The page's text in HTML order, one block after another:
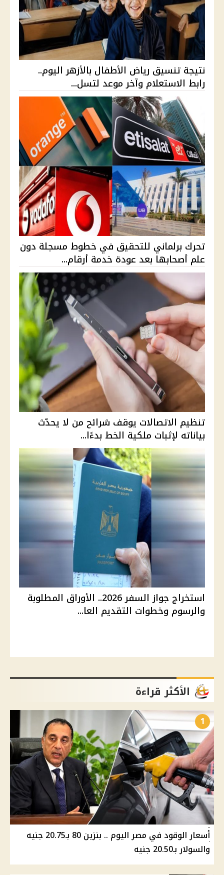
نتيجة تنسيق رياض الأطفال بالأزهر اليوم..
رابط الاستعلام وآخر موعد لتسل...
تحرك برلماني للتحقيق في خطوط مسجلة دون
علم أصحابها بعد عودة خدمة أرقام...
تنظيم الاتصالات يوقف شرائح من لا يحدّث
بياناته لإثبات ملكية الخط بدءًا...
استخراج جواز السفر 2026.. الأوراق المطلوبة
والرسوم وخطوات التقديم العا...
الأكثر قراءة
1
أسعار الوقود في مصر اليوم .. بنزين 80 بـ20.75 جنيه
والسولار بـ20.50 جنيه